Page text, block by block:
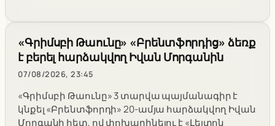
«Գրիմսբի Թաունը» «Բրենտֆորդից» ձեռք
է բերել հարձակվող Իվան Մորգանին
07/08/2026, 23:45
«Գրիմսբի Թաունը» 3 տարվա պայմանագիր է
կնքել «Բրենտֆորդի» 20-ամյա հարձակվող Իվան
Մորգանի հետ, ով փոխարինելու է «Լեյտոն